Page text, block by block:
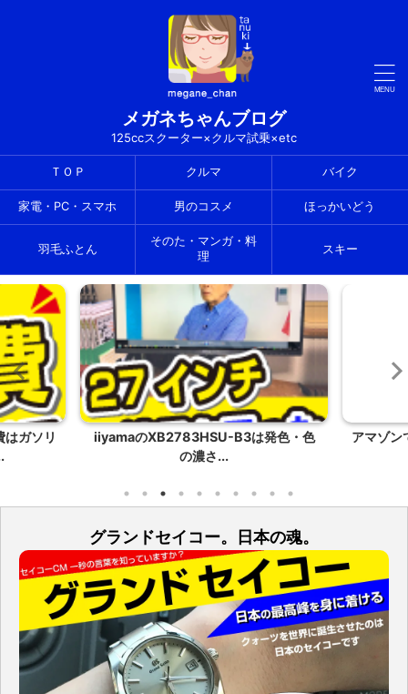
メガネちゃんブログ
125ccスクーター×クルマ試乗×etc
ＴＯＰ クルマ バイク
家電・PC・スマホ 男のコスメ ほっかいどう
羽毛ふとん
そのた・マンガ・料
理
スキー
ガソリ
iiyamaのXB2783HSU-B3は発色・色
の濃さ...
アマゾン
グランドセイコー。日本の魂。